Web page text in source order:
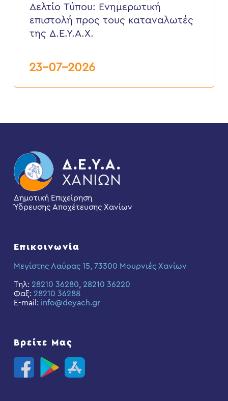
επιστολή
προς
τους
καταναλωτές
Δελτίο Τύπου: Eνημερωτική
επιστολή προς τους καταναλωτές
της Δ.Ε.Υ.Α.Χ.
23-07-2026
Δημοτική Επιχείρηση
Ύδρευσης Αποχέτευσης Χανίων
Επικοινωνία
Μεγίστης Λαύρας 15, 73300 Μουρνιές Χανίων
Τηλ: 28210 36280, 28210 36220
Φαξ: 28210 36288
E-mail: info@deyach.gr
Βρείτε Μας